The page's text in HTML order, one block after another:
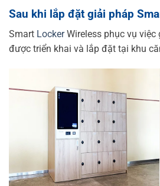
Sau khi lắp đặt giải pháp
Smart LockerWireless phục vụ việc
được triển khai và lắp đặt tại khu